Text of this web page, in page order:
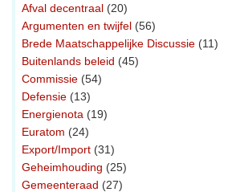
Afval decentraal (20)
Argumenten en twijfel (56)
Brede Maatschappelijke Discussie (11)
Buitenlands beleid (45)
Commissie (54)
Defensie (13)
Energienota (19)
Euratom (24)
Export/Import (31)
Geheimhouding (25)
Gemeenteraad (27)